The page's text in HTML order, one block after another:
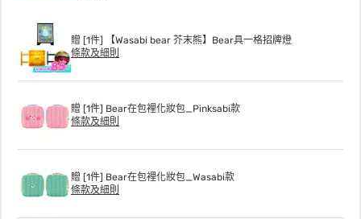
贈 [1件] 【Wasabi bear 芥末熊】Bear具一格招牌燈
條款及細則
贈 [1件] Bear在包裡化妝包_Pinksabi款
條款及細則
贈 [1件] Bear在包裡化妝包_Wasabi款
條款及細則